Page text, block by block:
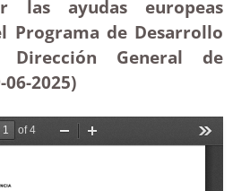
las ayudas europeas
Programa de Desarrollo
General de
2025)